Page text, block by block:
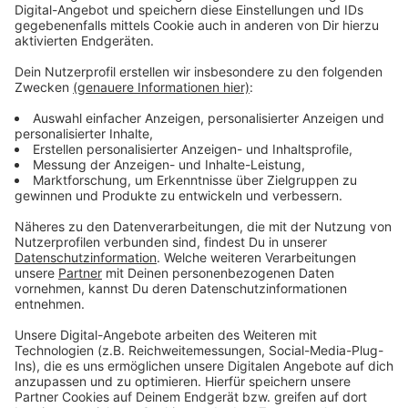
Vorstellen brauchen wir ihn euch nicht. Seit 2003
treibt Jürgen Bangert nun als "Elvis Eifel" seine Späße
am Telefon mit seinen Hörerinnen und Hörern im Radio.
Aber selbst seine 'Opfer' müssen am Ende mit lachen -
wenn auch nicht immer. Und weil ihr nicht genug von
ihm bekommen könnt, ist Elvis nun unter die Podcaster
gegangen. Somit steht euch Elvis rund um die Uhr zur
Verfügung. Hier bekommt Ihr außerdem den
"Directors-Cut" - die Original-Telefonate in längerer
Version. Elvis wird sich mit Kollegen und ehemaligen
"Opfern" über die Telefonate aus den letzten zwei
Jahrzehnten unterhalten. Wir erfahren auch, wie es ihm
dabei ergangen ist und wobei er selbst mal ins
Schleudern gekommen ist. Viel Spaß beim Zuhören und
bitte nicht erschrecken, wenn dabei das Telefon
klingelt. Es muss ja nicht unbedingt Elvis Eifel dran
sein.